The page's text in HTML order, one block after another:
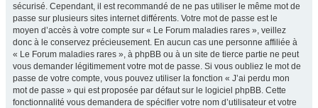
sécurisé. Cependant, il est recommandé de ne pas utiliser le même mot de
passe sur plusieurs sites internet différents. Votre mot de passe est le
moyen d’accès à votre compte sur « Le Forum maladies rares », veillez
donc à le conservez précieusement. En aucun cas une personne affiliée à
« Le Forum maladies rares », à phpBB ou à un site de tierce partie ne peut
vous demander légitimement votre mot de passe. Si vous oubliez le mot de
passe de votre compte, vous pouvez utiliser la fonction « J’ai perdu mon
mot de passe » qui est proposée par défaut sur le logiciel phpBB. Cette
fonctionnalité vous demandera de spécifier votre nom d’utilisateur et votre